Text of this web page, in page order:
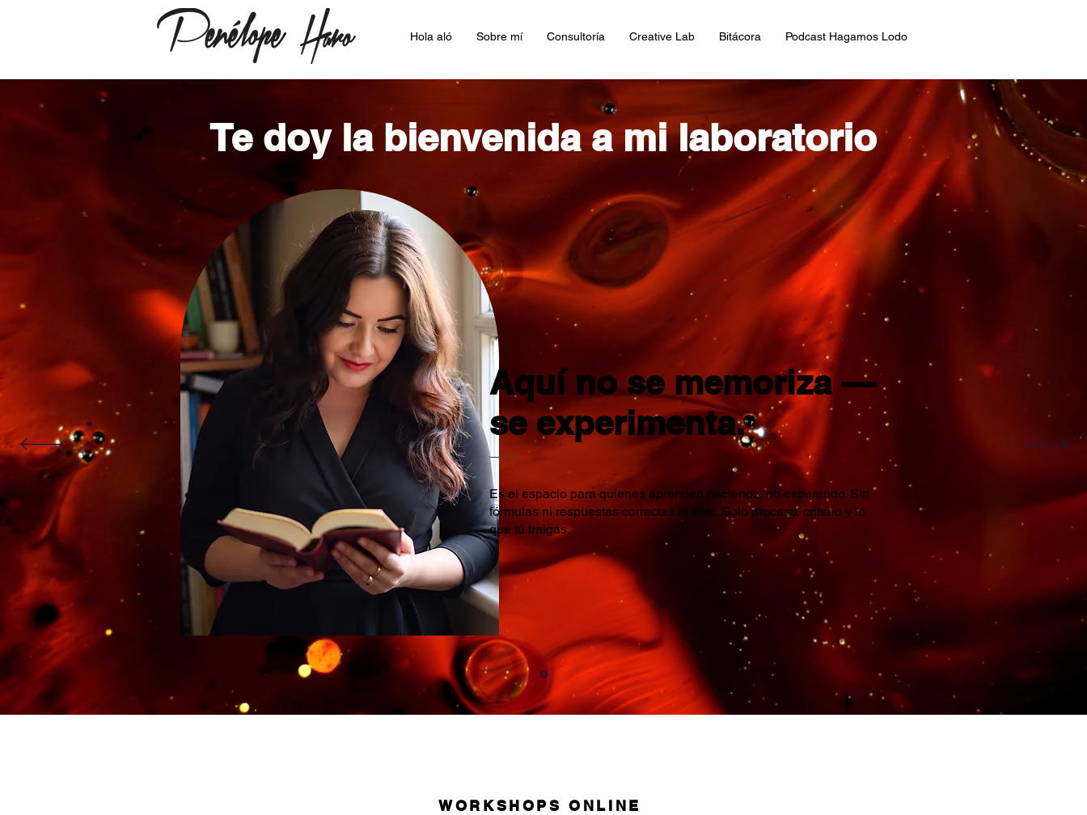
Hola aló Sobre mí Consultoría Creative Lab Bitácora Podcast Hagamos Lodo
Te doy la bienvenida a mi laboratorio
Aquí no se memoriza —
se experimenta.
Es el espacio para quienes aprenden haciendo, no esperando. Sin
fórmulas ni respuestas correctas al final. Solo proceso, criterio y lo
que tú traigas.
WORKSHOPS ONLINE